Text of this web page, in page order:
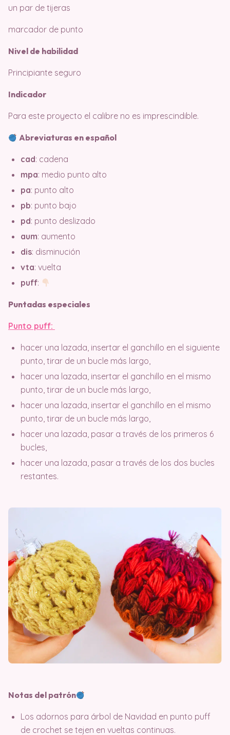
un par de tijeras
marcador de punto
Nivel de habilidad
Principiante seguro
Indicador
Para este proyecto el calibre no es imprescindible.
Abreviaturas en español
cad: cadena
mpa: medio punto alto
pa: punto alto
pb: punto bajo
pd: punto deslizado
aum: aumento
dis: disminución
vta: vuelta
puff:
Puntadas especiales
Punto puff:
hacer una lazada, insertar el ganchillo en el siguiente
punto, tirar de un bucle más largo,
hacer una lazada, insertar el ganchillo en el mismo
punto, tirar de un bucle más largo,
hacer una lazada, insertar el ganchillo en el mismo
punto, tirar de un bucle más largo,
hacer una lazada, pasar a través de los primeros 6
bucles,
hacer una lazada, pasar a través de los dos bucles
restantes.
Notas del patrón
Los adornos para árbol de Navidad en punto puff
de crochet se tejen en vueltas continuas.